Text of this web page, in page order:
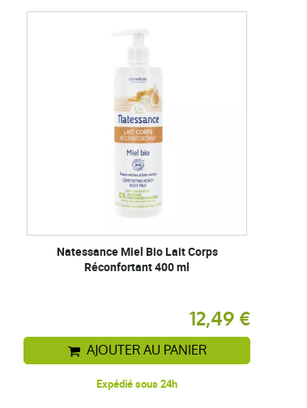
Natessance Miel Bio Lait Corps
Réconfortant 400 ml
12,49 €
AJOUTER AU PANIER
Expédié sous 24h